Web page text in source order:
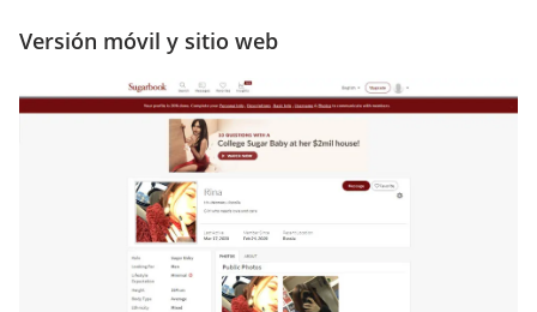
Versión móvil y sitio web